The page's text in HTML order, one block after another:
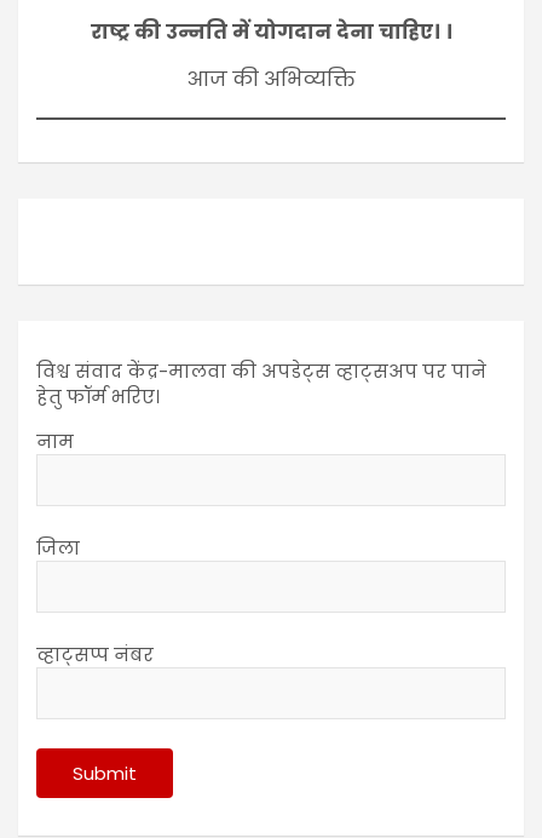
राष्ट्र की उन्नति में योगदान देना चाहिए। ।
आज की अभिव्यक्ति
विश्व संवाद केंद्र-मालवा की अपडेट्स व्हाट्सअप पर पाने
हेतु फॉर्म भरिए।
नाम
जिला
व्हाट्सप्प नंबर